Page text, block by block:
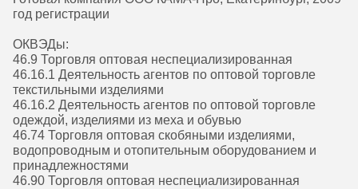
год регистрации
ОКВЭДы:
46.9 Торговля оптовая неспециализированная
46.16.1 Деятельность агентов по оптовой торговле
текстильными изделиями
46.16.2 Деятельность агентов по оптовой торговле
одеждой, изделиями из меха и обувью
46.74 Торговля оптовая скобяными изделиями,
водопроводным и отопительным оборудованием и
принадлежностями
46.90 Торговля оптовая неспециализированная